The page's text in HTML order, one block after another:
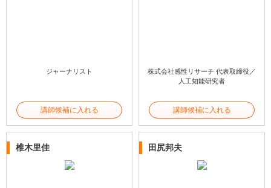
ジャーナリスト
講師候補に入れる
株式会社感性リサーチ 代表取締役／
人工知能研究者
講師候補に入れる
椎木里佳 田尻邦夫